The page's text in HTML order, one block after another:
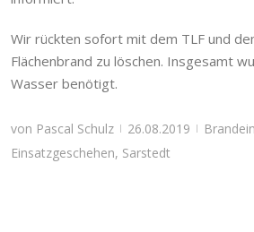
Wir rückten sofort mit dem TLF und
Flächenbrand zu löschen. Insgesamt
Wasser benötigt.
von Pascal Schulz | 26.08.2019 |
Einsatzgeschehen, Sarstedt